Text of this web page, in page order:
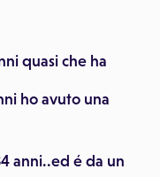
quasi che ha
ho avuto una
anni..ed é da un